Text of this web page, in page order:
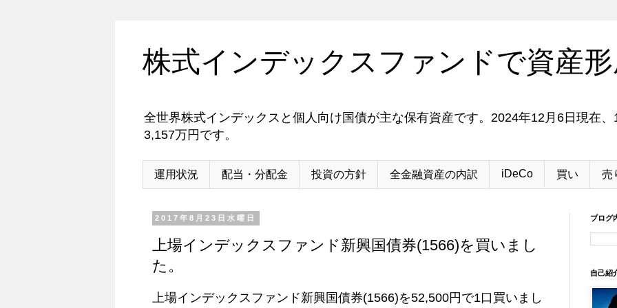
株式インデックスファンドで資産
全世界株式インデックスと個人向け国債が主な保有資産です。2024年12月6日現在
3,157万円です。
運用状況 配当・分配金 投資の方針 全金融資産の内訳 iDeCo 買い 売
2017年8月23日水曜日
上場インデックスファンド新興国債券(1566)を買いまし
た。
上場インデックスファンド新興国債券(1566)を52,500円で1口買いまし
ブログ
自己紹